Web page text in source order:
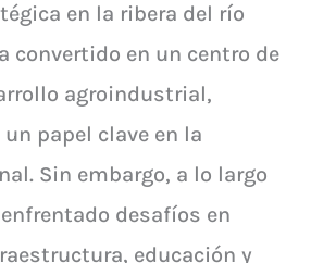
en la ribera del río
convertido en un centro de
agroindustrial,
papel clave en la
Sin embargo, a lo largo
desafíos en
educación y